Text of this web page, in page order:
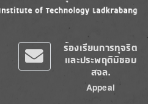
ร้องเรียนการทุจริต
และประพฤติมิชอบ
สจล.
Appeal